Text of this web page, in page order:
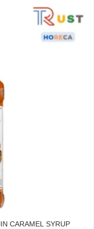
CARAMEL SYRUP